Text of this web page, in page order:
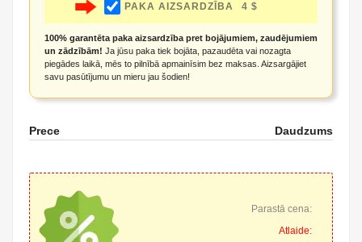
PAKA AIZSARDZĪBA 4 $
100% garantēta paka aizsardzība pret bojājumiem, zaudējumiem
un zādzībām! Ja jūsu paka tiek bojāta, pazaudēta vai nozagta
piegādes laikā, mēs to pilnībā apmainīsim bez maksas. Aizsargājiet
savu pasūtījumu un mieru jau šodien!
Prece Daudzums
Parastā cena:
Atlaide: